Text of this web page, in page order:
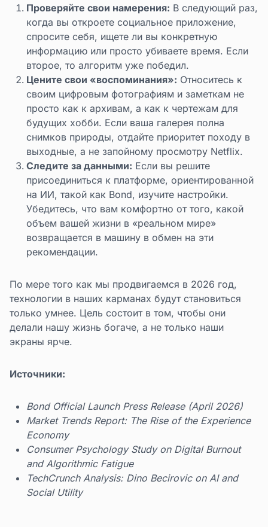
Проверяйте свои намерения: В следующий раз,
когда вы откроете социальное приложение,
спросите себя, ищете ли вы конкретную
информацию или просто убиваете время. Если
второе, то алгоритм уже победил.
Цените свои «воспоминания»: Относитесь к
своим цифровым фотографиям и заметкам не
просто как к архивам, а как к чертежам для
будущих хобби. Если ваша галерея полна
снимков природы, отдайте приоритет походу в
выходные, а не запойному просмотру Netflix.
Следите за данными: Если вы решите
присоединиться к платформе, ориентированной
на ИИ, такой как Bond, изучите настройки.
Убедитесь, что вам комфортно от того, какой
объем вашей жизни в «реальном мире»
возвращается в машину в обмен на эти
рекомендации.
По мере того как мы продвигаемся в 2026 год,
технологии в наших карманах будут становиться
только умнее. Цель состоит в том, чтобы они
делали нашу жизнь богаче, а не только наши
экраны ярче.
Источники:
Bond Official Launch Press Release (April 2026)
Market Trends Report: The Rise of the Experience
Economy
Consumer Psychology Study on Digital Burnout
and Algorithmic Fatigue
TechCrunch Analysis: Dino Becirovic on AI and
Social Utility